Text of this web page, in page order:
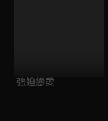
強迫戀愛